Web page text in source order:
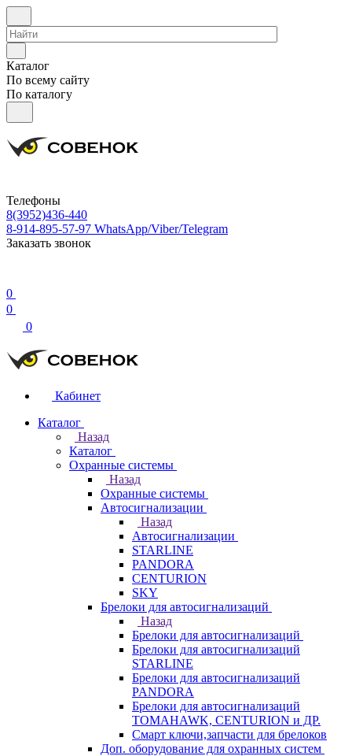
Каталог
По всему сайту
По каталогу
Телефоны
8(3952)436-440
8-914-895-57-97 WhatsApp/Viber/Telegram
Заказать звонок
0
0
0
Кабинет
Каталог
Назад
Каталог
Охранные системы
Назад
Охранные системы
Автосигнализации
Назад
Автосигнализации
STARLINE
PANDORA
CENTURION
SKY
Брелоки для автосигнализаций
Назад
Брелоки для автосигнализаций
Брелоки для автосигнализаций
STARLINE
Брелоки для автосигнализаций
PANDORA
Брелоки для автосигнализаций
TOMAHAWK, CENTURION и ДР.
Смарт ключи,запчасти для брелоков
Доп. оборудование для охранных систем